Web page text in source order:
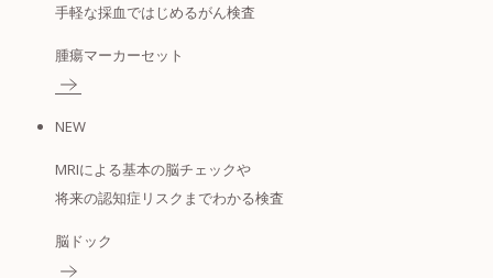
手軽な採血ではじめるがん検査
腫瘍マーカーセット
NEW
MRIによる基本の脳チェックや
将来の認知症リスクまでわかる検査
脳ドック